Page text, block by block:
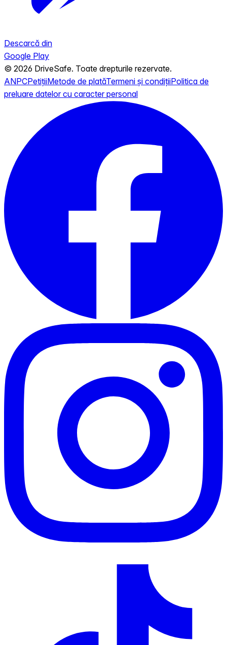
Descarcă din
Google Play
© 2026 DriveSafe. Toate drepturile rezervate.
ANPCPetițiiMetode de platăTermeni și condițiiPolitica de
preluare datelor cu caracter personal